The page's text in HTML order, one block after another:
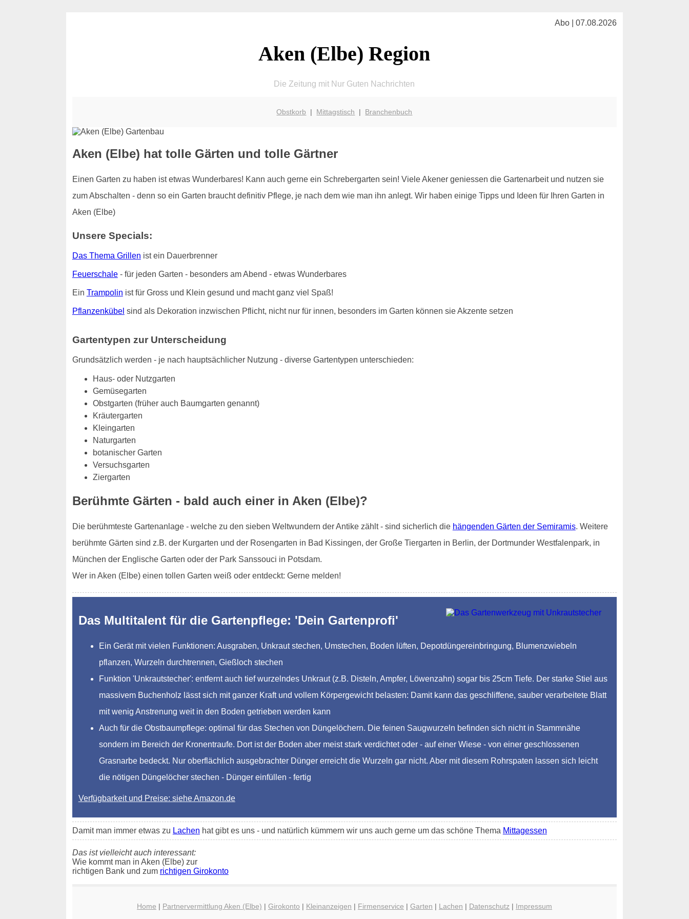
Abo | 07.08.2026
Aken (Elbe) Region
Die Zeitung mit Nur Guten Nachrichten
Obstkorb | Mittagstisch | Branchenbuch
Aken (Elbe) hat tolle Gärten und tolle Gärtner
Einen Garten zu haben ist etwas Wunderbares! Kann auch gerne ein Schrebergarten sein! Viele Akener geniessen die Gartenarbeit und nutzen sie
zum Abschalten - denn so ein Garten braucht definitiv Pflege, je nach dem wie man ihn anlegt. Wir haben einige Tipps und Ideen für Ihren Garten in
Aken (Elbe)
Unsere Specials:
Das Thema Grillen ist ein Dauerbrenner
Feuerschale- für jeden Garten - besonders am Abend - etwas Wunderbares
Ein Trampolin ist für Gross und Klein gesund und macht ganz viel Spaß!
Pflanzenkübel sind als Dekoration inzwischen Pflicht, nicht nur für innen, besonders im Garten können sie Akzente setzen
Gartentypen zur Unterscheidung
Grundsätzlich werden - je nach hauptsächlicher Nutzung - diverse Gartentypen unterschieden:
Haus- oder Nutzgarten
Gemüsegarten
Obstgarten (früher auch Baumgarten genannt)
Kräutergarten
Kleingarten
Naturgarten
botanischer Garten
Versuchsgarten
Ziergarten
Berühmte Gärten - bald auch einer in Aken (Elbe)?
Die berühmteste Gartenanlage - welche zu den sieben Weltwundern der Antike zählt - sind sicherlich die hängenden Gärten der Semiramis. Weitere
berühmte Gärten sind z.B. der Kurgarten und der Rosengarten in Bad Kissingen, der Große Tiergarten in Berlin, der Dortmunder Westfalenpark, in
München der Englische Garten oder der Park Sanssouci in Potsdam.
Wer in Aken (Elbe) einen tollen Garten weiß oder entdeckt: Gerne melden!
Das Multitalent für die Gartenpflege: 'Dein Gartenprofi'
Ein Gerät mit vielen Funktionen: Ausgraben, Unkraut stechen, Umstechen, Boden lüften, Depotdüngereinbringung, Blumenzwiebeln
pflanzen, Wurzeln durchtrennen, Gießloch stechen
Funktion 'Unkrautstecher': entfernt auch tief wurzelndes Unkraut (z.B. Disteln, Ampfer, Löwenzahn) sogar bis 25cm Tiefe. Der starke Stiel aus
massivem Buchenholz lässt sich mit ganzer Kraft und vollem Körpergewicht belasten: Damit kann das geschliffene, sauber verarbeitete Blatt
mit wenig Anstrenung weit in den Boden getrieben werden kann
Auch für die Obstbaumpflege: optimal für das Stechen von Düngelöchern. Die feinen Saugwurzeln befinden sich nicht in Stammnähe
sondern im Bereich der Kronentraufe. Dort ist der Boden aber meist stark verdichtet oder - auf einer Wiese - von einer geschlossenen
Grasnarbe bedeckt. Nur oberflächlich ausgebrachter Dünger erreicht die Wurzeln gar nicht. Aber mit diesem Rohrspaten lassen sich leicht
die nötigen Düngelöcher stechen - Dünger einfüllen - fertig
Verfügbarkeit und Preise: siehe Amazon.de
Damit man immer etwas zu Lachen hat gibt es uns - und natürlich kümmern wir uns auch gerne um das schöne Thema Mittagessen
Das ist vielleicht auch interessant:
Wie kommt man in Aken (Elbe) zur
richtigen Bank und zum richtigen Girokonto
Home | Partnervermittlung Aken (Elbe) | Girokonto | Kleinanzeigen | Firmenservice | Garten | Lachen | Datenschutz | Impressum